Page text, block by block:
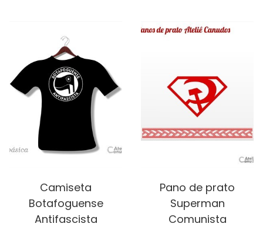
Camiseta
Botafoguense
Antifascista
Pano de prato
Superman
Comunista